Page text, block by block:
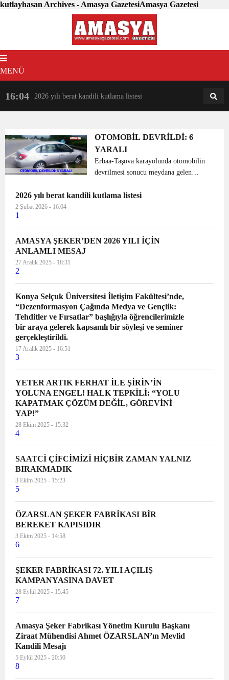
kutlayhasan Archives - Amasya GazetesiAmasya Gazetesi
MENÜ
16:04 2026 yılı berat kandili kutlama listesi 18:31
OTOMOBİL DEVRİLDİ: 6
YARALI
Erbaa-Taşova karayolunda otomobilin
devrilmesi sonucu meydana gelen
göre, Sadettin Ölmez (35) idaresindeki
2026 yılı berat kandili kutlama listesi
2 Şubat 2026 - 16:04
1
AMASYA ŞEKER’DEN 2026 YILI İÇİN
ANLAMLI MESAJ
27 Aralık 2025 - 18:31
2
Konya Selçuk Üniversitesi İletişim Fakültesi’nde,
“Dezenformasyon Çağında Medya ve Gençlik:
Tehditler ve Fırsatlar” başlığıyla öğrencilerimizle
bir araya gelerek kapsamlı bir söyleşi ve seminer
gerçekleştirildi.
17 Aralık 2025 - 16:51
3
YETER ARTIK FERHAT İLE ŞİRİN’İN
YOLUNA ENGEL! HALK TEPKİLİ: “YOLU
KAPATMAK ÇÖZÜM DEĞİL, GÖREVİNİ
YAP!”
28 Ekim 2025 - 15:32
4
SAATCİ ÇİFCİMİZİ HİÇBİR ZAMAN YALNIZ
BIRAKMADIK
3 Ekim 2025 - 15:23
5
ÖZARSLAN ŞEKER FABRİKASI BİR
BEREKET KAPISIDIR
3 Ekim 2025 - 14:58
6
ŞEKER FABRİKASI 72. YILI AÇILIŞ
KAMPANYASINA DAVET
28 Eylül 2025 - 15:45
7
Amasya Şeker Fabrikası Yönetim Kurulu Başkanı
Ziraat Mühendisi Ahmet ÖZARSLAN’ın Mevlid
Kandili Mesajı
5 Eylül 2025 - 20:50
8